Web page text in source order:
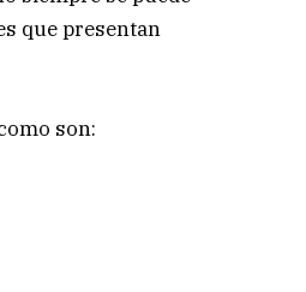
que presentan
son: